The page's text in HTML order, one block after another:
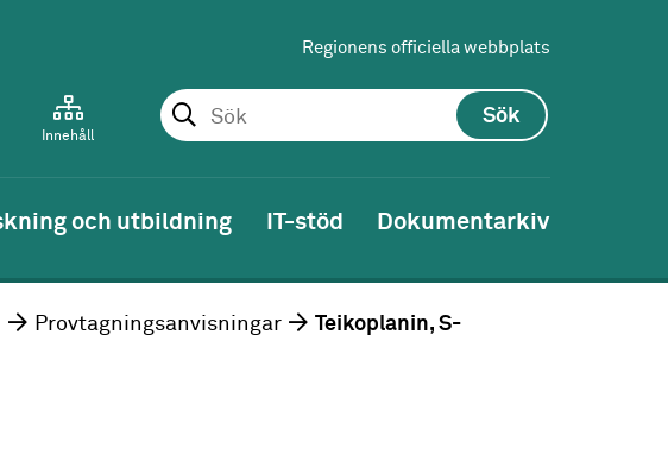
Regionens officiella webbplats
Sök
Innehåll
och utbildning IT-stöd Dokumentarkiv
Provtagningsanvisningar Teikoplanin, S-